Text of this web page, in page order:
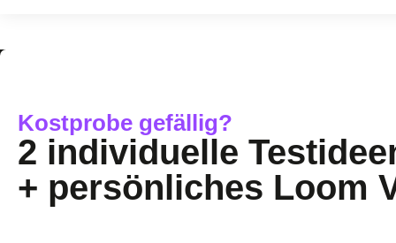
Kostprobe gefällig?
2 individuelle
+ persönliches Loom